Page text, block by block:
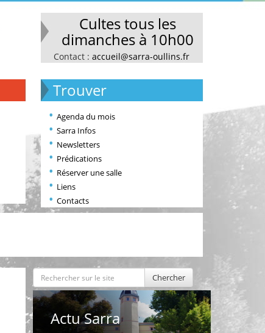
Cultes tous les
dimanches à 10h00
Contact :accueil@sarra-oullins.fr
Trouver
Agenda du mois
Sarra Infos
Newsletters
Prédications
Réserver une salle
Liens
Contacts
Chercher
Actu Sarra